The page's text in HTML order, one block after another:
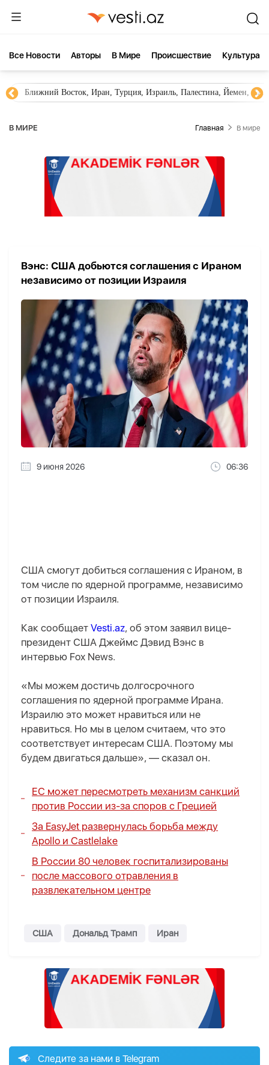
Все Новости Aвторы В Мире Происшествие Культура
Ближний Восток, Иран, Турция, Израиль, Палестина, Йемен,
В МИРЕ Главная В мире
Вэнс: США добьются соглашения с Ираном
независимо от позиции Израиля
9 июня 2026 06:36
США смогут добиться соглашения с Ираном, в
том числе по ядерной программе, независимо
от позиции Израиля.
Как сообщает Vesti.az, об этом заявил вице-
президент США Джеймс Дэвид Вэнс в
интервью Fox News.
«Мы можем достичь долгосрочного
соглашения по ядерной программе Ирана.
Израилю это может нравиться или не
нравиться. Но мы в целом считаем, что это
соответствует интересам США. Поэтому мы
будем двигаться дальше», — сказал он.
ЕС может пересмотреть механизм санкций
против России из-за споров с Грецией
За EasyJet развернулась борьба между
Apollo и Castlelake
В России 80 человек госпитализированы
после массового отравления в
развлекательном центре
США Дональд Трамп Иран
Следите за нами в Telegram